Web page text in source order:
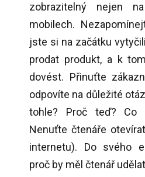
zobrazitelný nejen
mobilech.
jste si na začátku
prodat produkt, a k
dovést. Přinuťte
odpovíte na důležité
tohle? Proč teď? Co
Nenuťte čtenáře
internetu). Do svého
proč by měl čtenář